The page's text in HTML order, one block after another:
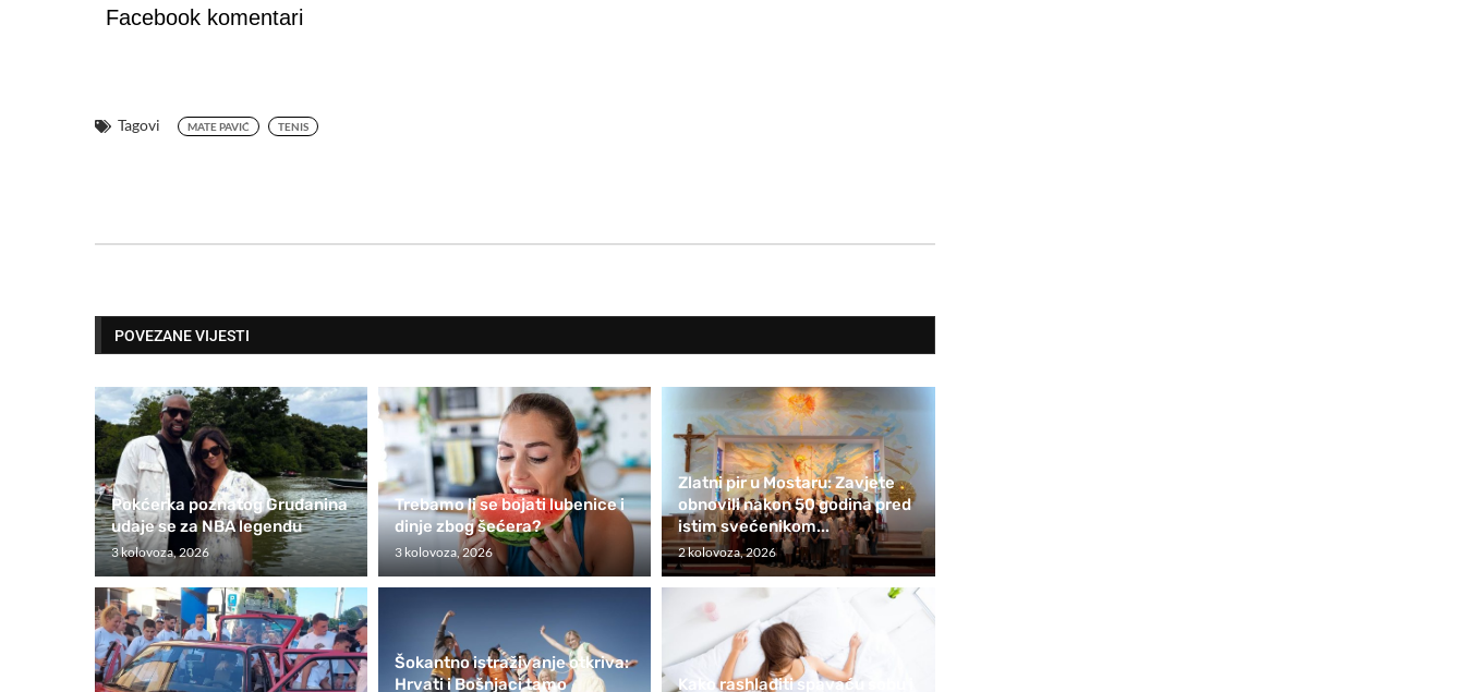
Facebook komentari
Tagovi MATE PAVIĆ TENIS
POVEZANE VIJESTI
Pokćerka poznatog Gruđanina
udaje se za NBA legendu
3 kolovoza, 2026
Trebamo li se bojati lubenice i
dinje zbog šećera?
3 kolovoza, 2026
Zlatni pir u Mostaru: Zavjete
obnovili nakon 50 godina pred
istim svećenikom...
2 kolovoza, 2026
Šokantno istraživanje otkriva:
Hrvati i Bošnjaci tamo
Kako rashladiti spavaću sobu i